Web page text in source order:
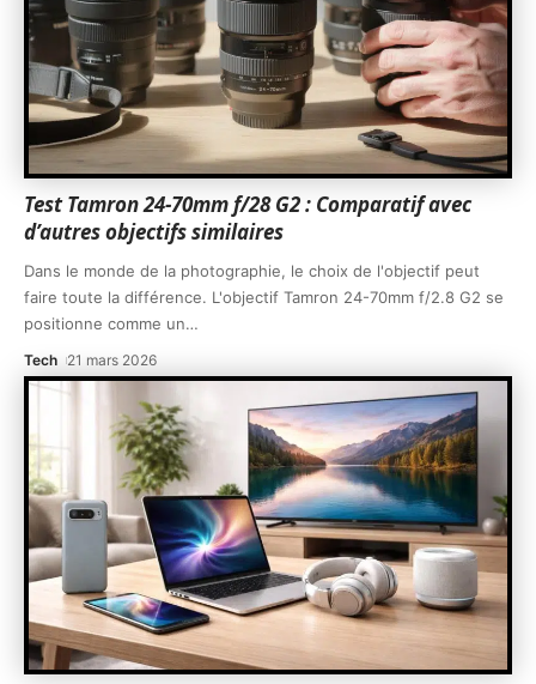
Test Tamron 24-70mm f/28 G2 : Comparatif avec
d’autres objectifs similaires
Dans le monde de la photographie, le choix de l'objectif peut
faire toute la différence. L'objectif Tamron 24-70mm f/2.8 G2 se
positionne comme un…
Tech 21 mars 2026